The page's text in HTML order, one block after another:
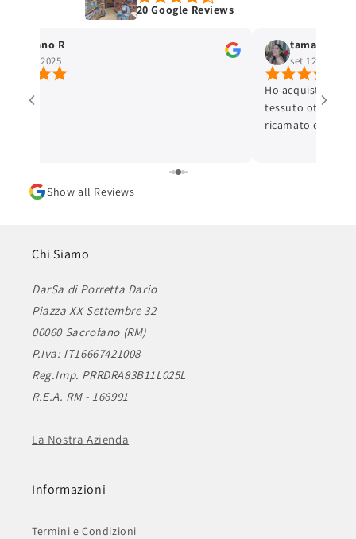
20 Google Reviews
Stefano R
ott 4, 2025
tamara selis
set 12, 2025
Ho acquistato
tessuto ottimo e
ricamato con
Show all Reviews
Chi Siamo
DarSa di Porretta Dario
Piazza XX Settembre 32
00060 Sacrofano (RM)
P.Iva: IT16667421008
Reg.Imp. PRRDRA83B11L025L
R.E.A. RM - 166991
La Nostra Azienda
Informazioni
Termini e Condizioni